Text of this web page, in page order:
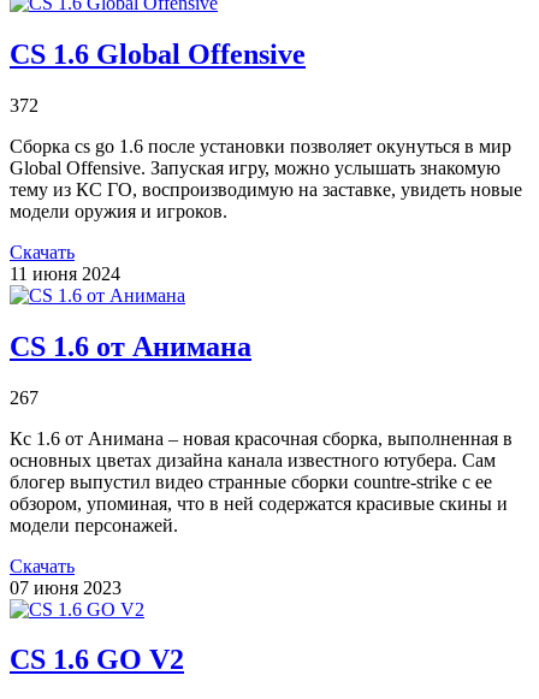
CS 1.6 Global Offensive
372
Сборка cs go 1.6 после установки позволяет окунуться в мир
Global Offensive. Запуская игру, можно услышать знакомую
тему из КС ГО, воспроизводимую на заставке, увидеть новые
модели оружия и игроков.
Скачать
11 июня 2024
CS 1.6 от Анимана
267
Кс 1.6 от Анимана – новая красочная сборка, выполненная в
основных цветах дизайна канала известного ютубера. Сам
блогер выпустил видео странные сборки countre-strike с ее
обзором, упоминая, что в ней содержатся красивые скины и
модели персонажей.
Скачать
07 июня 2023
CS 1.6 GO V2